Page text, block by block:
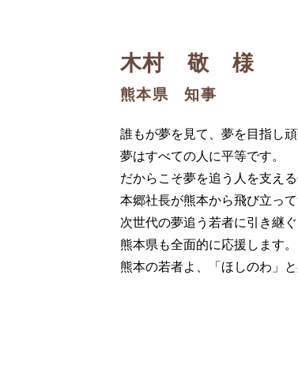
木村 敬 様
熊本県 知事
誰もが夢を見て、夢を目指し
夢はすべての人に平等です。
だからこそ夢を追う人を支え
本郷社長が熊本から飛び立っ
次世代の夢追う若者に引き継ぐ
熊本県も全面的に応援します。
熊本の若者よ、「ほしのわ」